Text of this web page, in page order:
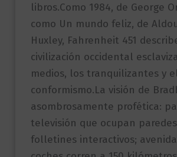
libros.Como 1984, de George
como Un mundo feliz, de
Huxley, Fahrenheit 451
civilización occidental
medios, los tranquilizantes y
conformismo.La visión de
asombrosamente profética:
televisión que ocupan
folletines interactivos;